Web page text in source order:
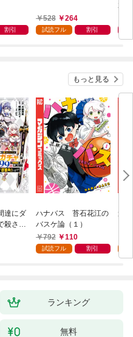
割引
528 264
試読フル 割引
もっと見る
達にダ
され
『無限
９９
ハナバス 苔石花江の
バスケ論（１）
792
110
試読フル 割引
追
強
～
ランキング
無料